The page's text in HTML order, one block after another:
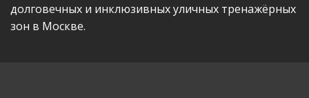
долговечных и инклюзивных уличных тренажёрных
зон в Москве.